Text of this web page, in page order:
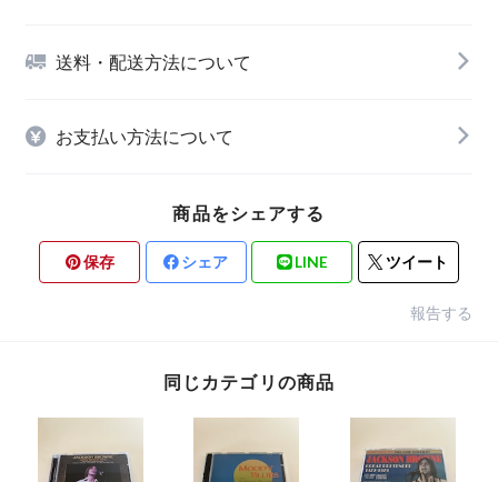
送料・配送方法について
お支払い方法について
商品をシェアする
保存 シェア LINE ツイート
報告する
同じカテゴリの商品